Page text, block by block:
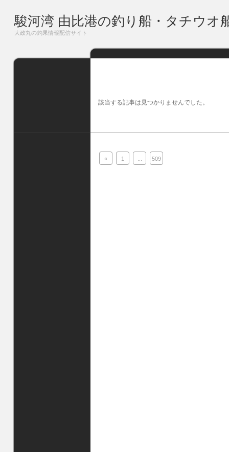
駿河湾 由比港の釣り船・タチウオ
大政丸の釣果情報配信サイト
該当する記事は見つかりませんでした。
« 1 509